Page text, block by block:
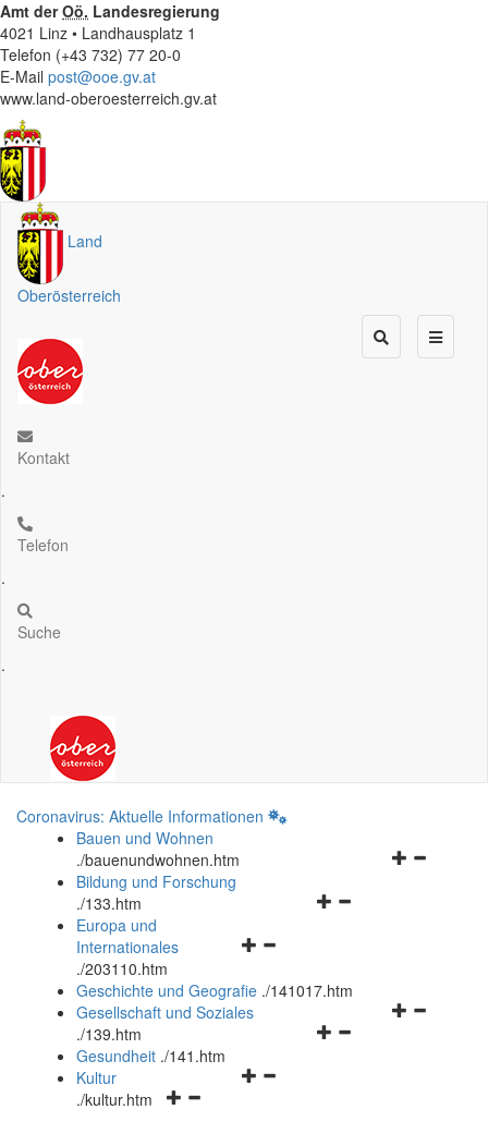
Amt derOö. Landesregierung
4021 Linz • Landhausplatz 1
Telefon (+43 732) 77 20-0
E-Mail post@ooe.gv.at
www.land-oberoesterreich.gv.at
Land
Oberösterreich
Kontakt
.
Telefon
.
Suche
.
Coronavirus: Aktuelle Informationen
Bauen und Wohnen
./bauenundwohnen.htm
Navigationsmenü
Bildung und Forschung
./133.htm
Navigationsmenü
und
schließen
Europa und
Internationales
./203110.htm
Geschichte und Geografie ./141017.htm
Navigationsmenü
Gesellschaft und Soziales
./139.htm
Navigationsmenü
Gesundheit ./141.htm
Navigationsmenü
Kultur
./kultur.htm